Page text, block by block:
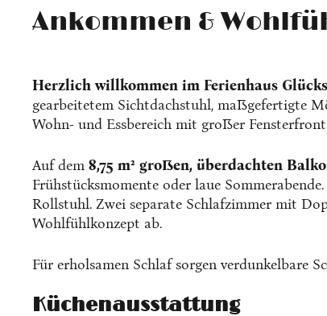
Ankommen &
Herzlich willkommen im Ferienhaus
gearbeitetem Sichtdachstuhl, maßgefertigte
Wohn- und Essbereich mit großer
Auf dem 8,75 m² großen, überdachten
Frühstücksmomente oder laue Sommerabende.
Rollstuhl. Zwei separate Schlafzimmer mit
Wohlfühlkonzept ab.
Für erholsamen Schlaf sorgen verdunkelbare
Küchenausstattung